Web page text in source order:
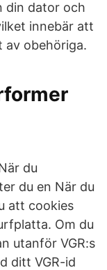
din dator och
innebär att
av obehöriga.
du
du en När du
att cookies
Om du
utanför VGR:s
ditt VGR-id